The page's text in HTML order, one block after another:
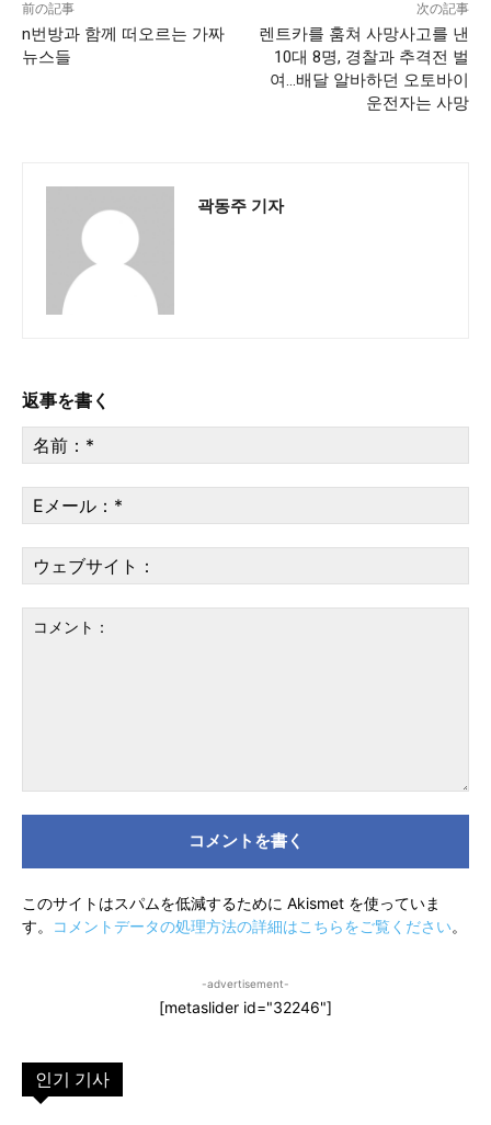
前の記事
n번방과 함께 떠오르는 가짜
뉴스들
次の記事
렌트카를 훔쳐 사망사고를 낸
10대 8명, 경찰과 추격전 벌
여…배달 알바하던 오토바이
운전자는 사망
곽동주 기자
返事を書く
ト：
前
*
メ
ー
*ェ
ブ
このサイトはスパムを低減するために Akismet を使っていま
す。
コメントデータの処理方法の詳細はこちらをご覧ください。
-advertisement-
[metaslider id="32246"]
인기 기사